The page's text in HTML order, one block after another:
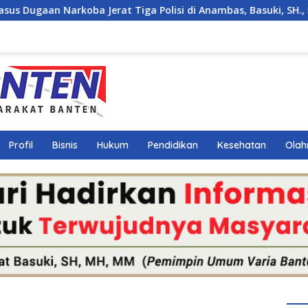
Jerat Tiga Polisi di Anambas, Basuki, SH., MM., MH. : Hukum
Profil Bisnis Hukum Pendidikan Kesehatan